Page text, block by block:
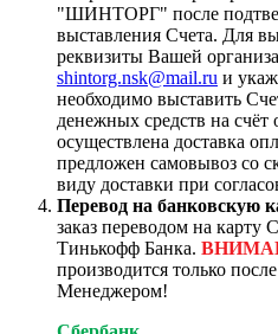
"ШИНТОРГ" после
выставления Счета. Для
реквизиты Вашей
shintorg.nsk@mail.ru и
необходимо выставить
денежных средств на счёт
осуществлена доставка
предложен самовывоз со
виду доставки при
Перевод на банковскую
заказ переводом на карту
Тинькофф Банка.
производится только
Менеджером!